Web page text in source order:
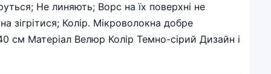
Не линяють; Ворс на їх поверхні не
зігрітися; Колір. Мікроволокна добре
см Матеріал Велюр Колір Темно-сірий Дизайн і